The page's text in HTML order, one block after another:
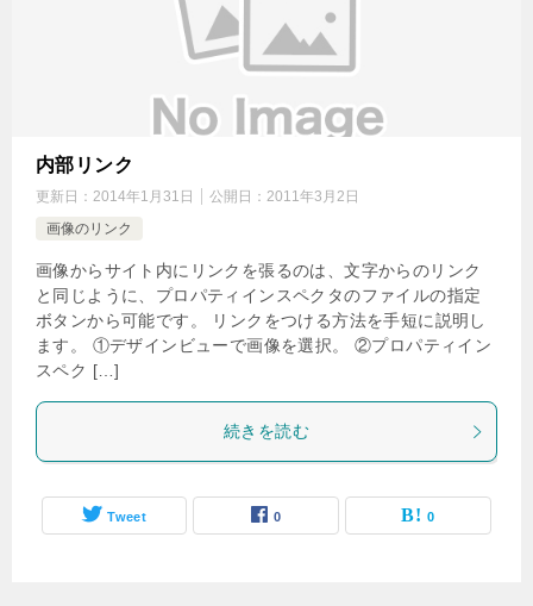
内部リンク
更新日： 2014年1月31日 公開日： 2011年3月2日
画像のリンク
画像からサイト内にリンクを張るのは、文字からのリンク
と同じように、プロパティインスペクタのファイルの指定
ボタンから可能です。 リンクをつける方法を手短に説明し
ます。 ①デザインビューで画像を選択。 ②プロパティイン
スペク […]
続きを読む
Tweet 0 0